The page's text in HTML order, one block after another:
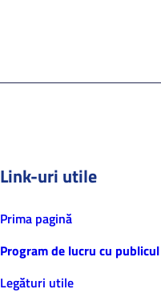
Link-uri utile
Prima pagină
Program de lucru cu publicul
Legături utile